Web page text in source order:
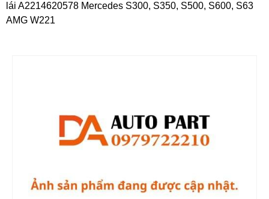
lái A2214620578 Mercedes S300, S350, S500, S600, S63
AMG W221